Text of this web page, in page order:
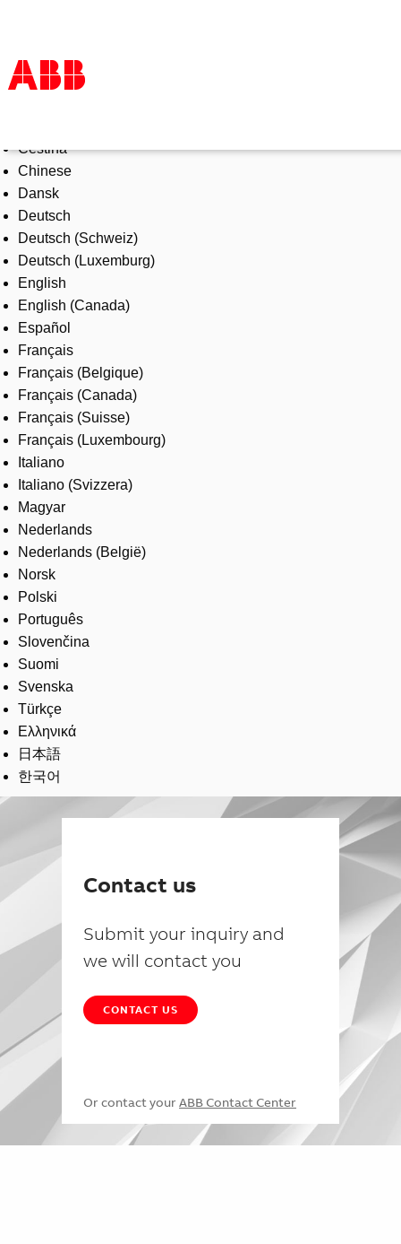
Products & Solutions
Industries
Services
About us
Where to buy
Contact us
Careers
Čeština
Chinese
Dansk
Deutsch
Deutsch (Schweiz)
Deutsch (Luxemburg)
English
English (Canada)
Español
Français
Français (Belgique)
Français (Canada)
Français (Suisse)
Français (Luxembourg)
Italiano
Italiano (Svizzera)
Magyar
Nederlands
Nederlands (België)
Norsk
Polski
Português
Slovenčina
Suomi
Svenska
Türkçe
Ελληνικά
日本語
한국어
Contact us
Submit your inquiry and
we will contact you
CONTACT US
Or contact your ABB Contact Center